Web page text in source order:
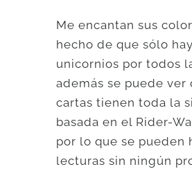
Me encantan sus
hecho de que sólo
unicornios por todos
además se puede ver
cartas tienen toda la
basada en el Rider-
por lo que se pueden
lecturas sin ningún